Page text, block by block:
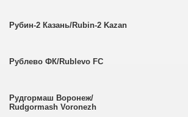
Рубин-2 Казань/Rubin-2 Kazan
Рублево ФК/Rublevo FC
Рудгормаш Воронеж/
Rudgormash Voronezh